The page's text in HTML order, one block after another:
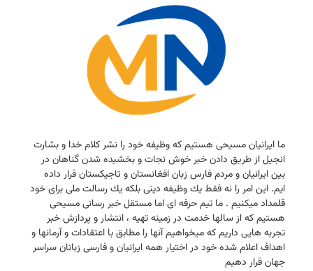
ما ایرانیان مسیحی هستیم كه وظیفه خود را نشر كلام خدا و بشارت
انجیل از طریق دادن خبر خوش نجات و بخشیده شدن گناهان در
بین ایرانیان و مردم فارس زبان افغانستان و تاجیكستان قرار داده
ایم. این امر را نه فقط یك وظیفه دینی بلكه یك رسالت ملی برای خود
قلمداد میكنیم . ما تیم حرفه ای اما مستقل خبر رسانی مسیحی
هستیم كه از سالها خدمت در زمینه تهیه ، انتشار و پردازش خبر
تجربه هایی داریم كه میخواهیم آنها را مطابق با اعتقادات و آرمانها و
اهداف اعلام شده خود در اختیار همه ایرانیان و فارسی زبانان سراسر
جهان قرار دهیم